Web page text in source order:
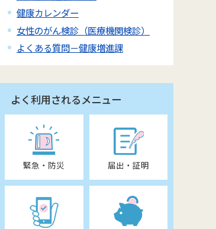
健康カレンダー
女性のがん検診（医療機関検診）
よくある質問－健康増進課
よく利用されるメニュー
緊急・防災 届出・証明